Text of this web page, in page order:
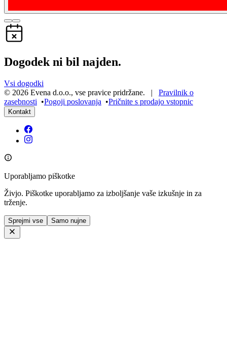
Dogodek ni bil najden.
Vsi dogodki
© 2026 Evena d.o.o., vse pravice pridržane. | Pravilnik o
zasebnosti •Pogoji poslovanja •Pričnite s prodajo vstopnic
Kontakt
Uporabljamo piškotke
Živjo. Piškotke uporabljamo za izboljšanje vaše izkušnje in za
trženje.
Sprejmi vse Samo nujne